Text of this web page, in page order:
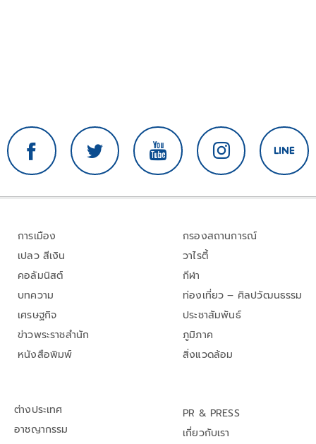
การเมือง
เปลว สีเงิน
คอลัมนิสต์
บทความ
เศรษฐกิจ
ข่าวพระราชสำนัก
หนังสือพิมพ์
กรองสถานการณ์
วาไรตี้
กีฬา
ท่องเที่ยว – ศิลปวัฒนธรรม
ประชาสัมพันธ์
ภูมิภาค
สิ่งแวดล้อม
ต่างประเทศ
อาชญากรรม
PR & PRESS
เกี่ยวกับเรา